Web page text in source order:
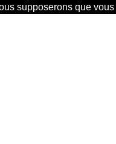
supposerons que